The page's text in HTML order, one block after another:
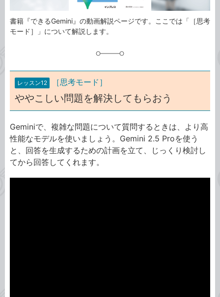
書籍『できるGemini』の動画解説ページです。ここでは「［思考
モード］」について解説します。
レッスン12 ［思考モード］
ややこしい問題を解決してもらおう
Geminiで、複雑な問題について質問するときは、より高
性能なモデルを使いましょう。Gemini 2.5 Proを使う
と、回答を生成するための計画を立て、じっくり検討し
てから回答してくれます。